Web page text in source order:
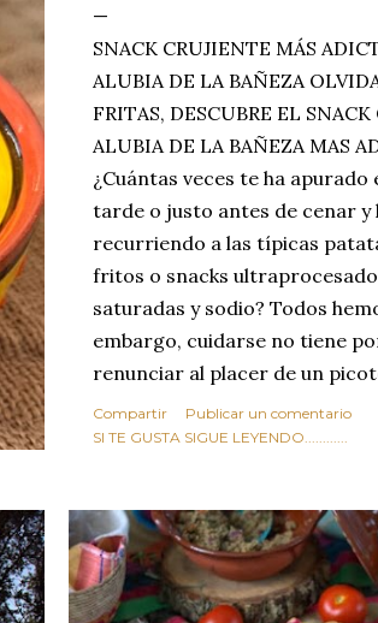
SNACK CRUJIENTE MÁS
ALUBIA DE LA BAÑEZA
FRITAS, DESCUBRE EL
ALUBIA DE LA BAÑEZA MAS
¿Cuántas veces te ha apurado
tarde o justo antes de cenar y
recurriendo a las típicas
fritos o snacks
saturadas y sodio? Todos
embargo, cuidarse no tiene
renunciar al placer de un
toque tostado y crujiente que
Estas alubias crujientes al
tradicionales y copiosos de
simple pero revolucionaria,
ingrediente tan humilde como
Compartir
Publicar un comentario
SI TE GUSTA SIGUE LEYENDO............